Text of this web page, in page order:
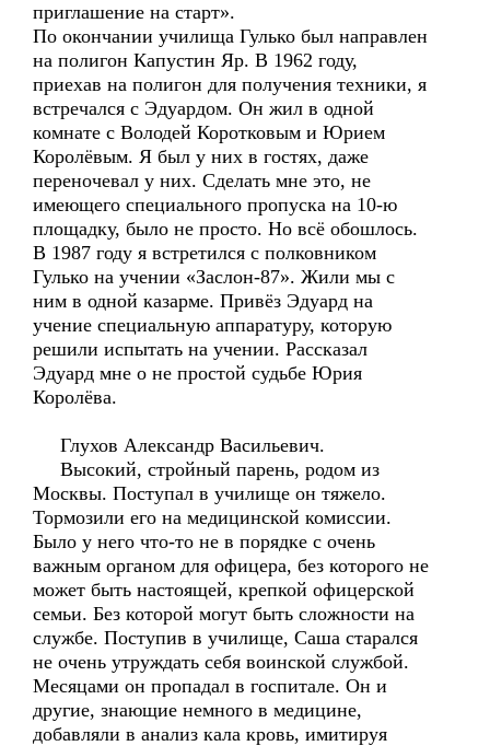
приглашение на старт».
По окончании училища Гулько был направлен
на полигон Капустин Яр. В 1962 году,
приехав на полигон для получения техники, я
встречался с Эдуардом. Он жил в одной
комнате с Володей Коротковым и Юрием
Королёвым. Я был у них в гостях, даже
переночевал у них. Сделать мне это, не
имеющего специального пропуска на 10-ю
площадку, было не просто. Но всё обошлось.
В 1987 году я встретился с полковником
Гулько на учении «Заслон-87». Жили мы с
ним в одной казарме. Привёз Эдуард на
учение специальную аппаратуру, которую
решили испытать на учении. Рассказал
Эдуард мне о не простой судьбе Юрия
Королёва.
Глухов Александр Васильевич.
Высокий, стройный парень, родом из
Москвы. Поступал в училище он тяжело.
Тормозили его на медицинской комиссии.
Было у него что-то не в порядке с очень
важным органом для офицера, без которого не
может быть настоящей, крепкой офицерской
семьи. Без которой могут быть сложности на
службе. Поступив в училище, Саша старался
не очень утруждать себя воинской службой.
Месяцами он пропадал в госпитале. Он и
другие, знающие немного в медицине,
добавляли в анализ кала кровь, имитируя